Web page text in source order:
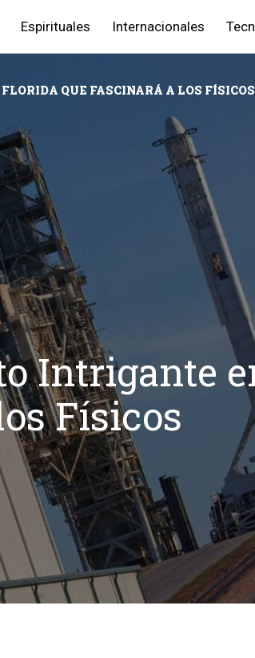
Espirituales Internacionales
QUE FASCINARÁ A LOS FÍSICOS
Intrigante
Físicos